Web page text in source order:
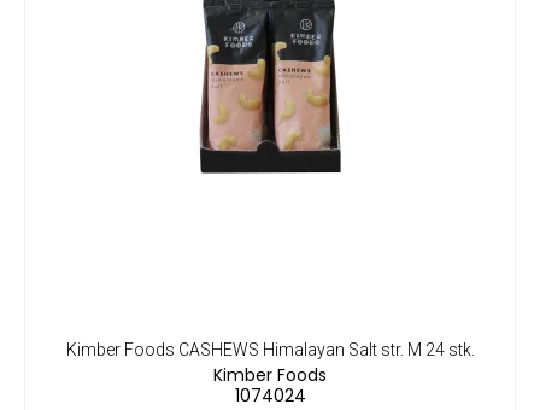
Kimber Foods CASHEWS Himalayan Salt str. M 24 stk.
Kimber Foods
1074024